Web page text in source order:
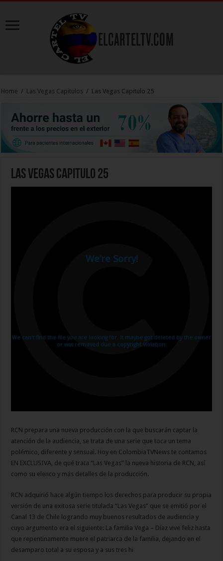
Home / Las Vegas Capitulos / Las Vegas Capitulo 25
Las Vegas Capitulo 25
RCN prepara una nueva producción con la que buscarán captar la
atención de la audiencia, se trata de una serie que toca un tema
polémico, diferente y sensual. Hoy en ColombiaTVNews te contamos
EN EXCLUSIVA, de qué trata “Las Vegas” la nueva historia de RCN, así
como su elenco y más detalles de la producción.
RCN adquirió hace algún tiempo los derechos para producir su propia
versión de una exitosa serie titulada “Las Vegas” que se emitió por el
Canal 13 de Chile logrando muy buenos resultados de audiencia y
cuyo argumento era el siguiente: La familia Vega – Díaz vive feliz hasta
que repentinamente muere el patriarca de la familia, dejando en el
desamparo total a su esposa y a sus tres hi